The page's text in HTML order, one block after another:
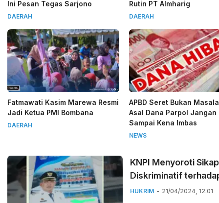
Ini Pesan Tegas Sarjono
DAERAH
Rutin PT Almharig
DAERAH
Fatmawati Kasim Marewa Resmi
Jadi Ketua PMI Bombana
DAERAH
APBD Seret Bukan
Asal Dana Parpol Jangan
Sampai Kena Imbas
NEWS
KNPI Menyoroti
Diskriminatif
HUKRIM 21/04/2024, 12:01